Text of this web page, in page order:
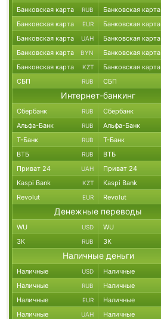
Банковская карта RUB Банковская карта
Банковская карта EUR Банковская карта
Банковская карта UAH Банковская карта
Банковская карта BYN Банковская карта
Банковская карта KZT Банковская карта
СБП RUB СБП
Интернет-банкинг
Сбербанк RUB Сбербанк
Альфа-Банк RUB Альфа-Банк
Т-Банк RUB Т-Банк
ВТБ RUB ВТБ
Приват 24 UAH Приват 24
Kaspi Bank KZT Kaspi Bank
Revolut EUR Revolut
Денежные переводы
WU USD WU
ЗК RUB ЗК
Наличные деньги
Наличные USD Наличные
Наличные RUB Наличные
Наличные EUR Наличные
Наличные UAH Наличные